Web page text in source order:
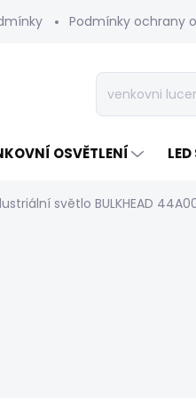
Podmínky ochrany
OSVĚTLENÍ
světlo BULKHEAD